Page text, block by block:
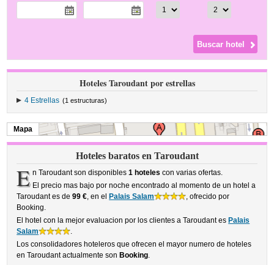
Hoteles Taroudant por estrellas
4 Estrellas (1 estructuras)
Mapa
Hoteles baratos en Taroudant
E n Taroudant son disponibles 1 hoteles con varias ofertas.
El precio mas bajo por noche encontrado al momento de un hotel a
Taroudant es de99 €, en el Palais Salam
, ofrecido por
Booking.
El hotel con la mejor evaluacion por los clientes a Taroudant es Palais
Salam
.
Los consolidadores hoteleros que ofrecen el mayor numero de hoteles
en Taroudant actualmente son Booking.